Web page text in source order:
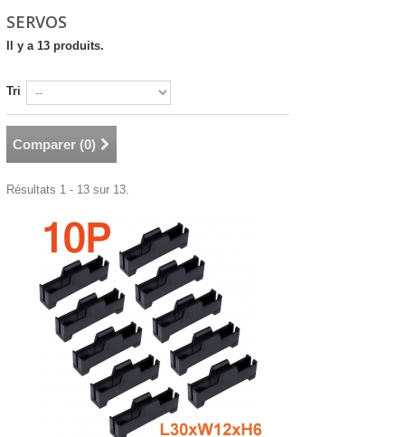
SERVOS
Il y a 13 produits.
Tri
Comparer (0)
Résultats 1 - 13 sur 13.